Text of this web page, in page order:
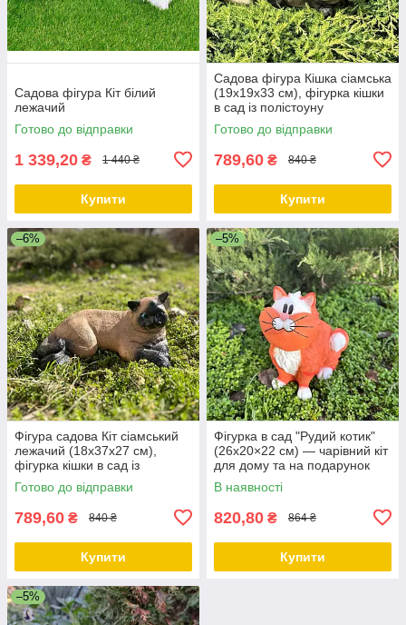
Садова фігура Кіт білий
лежачий
Готово до відправки
1 339,20 ₴ 1 440 ₴
Купити
Садова фігура Кішка сіамська
(19х19х33 см), фігурка кішки
в сад із полістоуну
Готово до відправки
789,60 ₴ 840 ₴
Купити
–6%
Фігура садова Кіт сіамський
лежачий (18х37х27 см),
фігурка кішки в сад із
полістоуну
Готово до відправки
789,60 ₴ 840 ₴
Купити
–5%
Фігурка в сад "Рудий котик"
(26х20×22 см) — чарівний кіт
для дому та на подарунок
В наявності
820,80 ₴ 864 ₴
Купити
–5%